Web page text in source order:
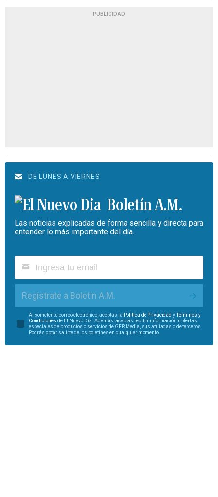
PUBLICIDAD
DE LUNES A VIERNES
Boletín A.M.
Las noticias explicadas de forma sencilla y directa para
entender lo más importante del día.
Regístrate a Boletín A.M.
Al someter tu correo electrónico, aceptas la Política de Privacidad yTérminos y
Condiciones de El Nuevo Día. Además, aceptas recibir información u ofertas
especiales de productos o servicios de GFR Media, sus afiliadas o de terceros.
Podrás optar salirte de los boletines en cualquier momento.